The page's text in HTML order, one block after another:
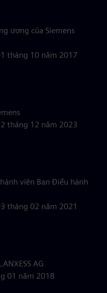
ương của Siemens
tháng 10 năm 2017
tháng 12 năm 2023
viên Ban Điều hành
tháng 02 năm 2021
AG
01 năm 2018